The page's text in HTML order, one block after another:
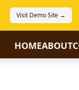
Visit Demo Site →
HOMEABOUT